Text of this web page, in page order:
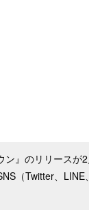
』のリリースが
（Twitter、